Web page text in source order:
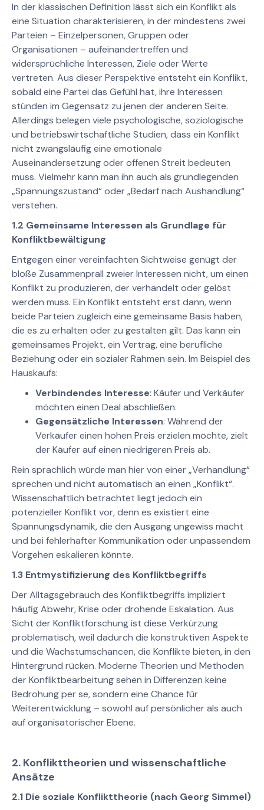
In der klassischen Definition lässt sich ein Konflikt als
eine Situation charakterisieren, in der mindestens zwei
Parteien – Einzelpersonen, Gruppen oder
Organisationen – aufeinandertreffen und
widersprüchliche Interessen, Ziele oder Werte
vertreten. Aus dieser Perspektive entsteht ein Konflikt,
sobald eine Partei das Gefühl hat, ihre Interessen
stünden im Gegensatz zu jenen der anderen Seite.
Allerdings belegen viele psychologische, soziologische
und betriebswirtschaftliche Studien, dass ein Konflikt
nicht zwangsläufig eine emotionale
Auseinandersetzung oder offenen Streit bedeuten
muss. Vielmehr kann man ihn auch als grundlegenden
„Spannungszustand“ oder „Bedarf nach Aushandlung“
verstehen.
1.2 Gemeinsame Interessen als Grundlage für
Konfliktbewältigung
Entgegen einer vereinfachten Sichtweise genügt der
bloße Zusammenprall zweier Interessen nicht, um einen
Konflikt zu produzieren, der verhandelt oder gelöst
werden muss. Ein Konflikt entsteht erst dann, wenn
beide Parteien zugleich eine gemeinsame Basis haben,
die es zu erhalten oder zu gestalten gilt. Das kann ein
gemeinsames Projekt, ein Vertrag, eine berufliche
Beziehung oder ein sozialer Rahmen sein. Im Beispiel des
Hauskaufs:
Verbindendes Interesse: Käufer und Verkäufer
möchten einen Deal abschließen.
Gegensätzliche Interessen: Während der
Verkäufer einen hohen Preis erzielen möchte, zielt
der Käufer auf einen niedrigeren Preis ab.
Rein sprachlich würde man hier von einer „Verhandlung“
sprechen und nicht automatisch an einen „Konflikt“.
Wissenschaftlich betrachtet liegt jedoch ein
potenzieller Konflikt vor, denn es existiert eine
Spannungsdynamik, die den Ausgang ungewiss macht
und bei fehlerhafter Kommunikation oder unpassendem
Vorgehen eskalieren könnte.
1.3 Entmystifizierung des Konfliktbegriffs
Der Alltagsgebrauch des Konfliktbegriffs impliziert
häufig Abwehr, Krise oder drohende Eskalation. Aus
Sicht der Konfliktforschung ist diese Verkürzung
problematisch, weil dadurch die konstruktiven Aspekte
und die Wachstumschancen, die Konflikte bieten, in den
Hintergrund rücken. Moderne Theorien und Methoden
der Konfliktbearbeitung sehen in Differenzen keine
Bedrohung per se, sondern eine Chance für
Weiterentwicklung – sowohl auf persönlicher als auch
auf organisatorischer Ebene.
2. Konflikttheorien und wissenschaftliche
Ansätze
2.1 Die soziale Konflikttheorie (nach Georg Simmel)